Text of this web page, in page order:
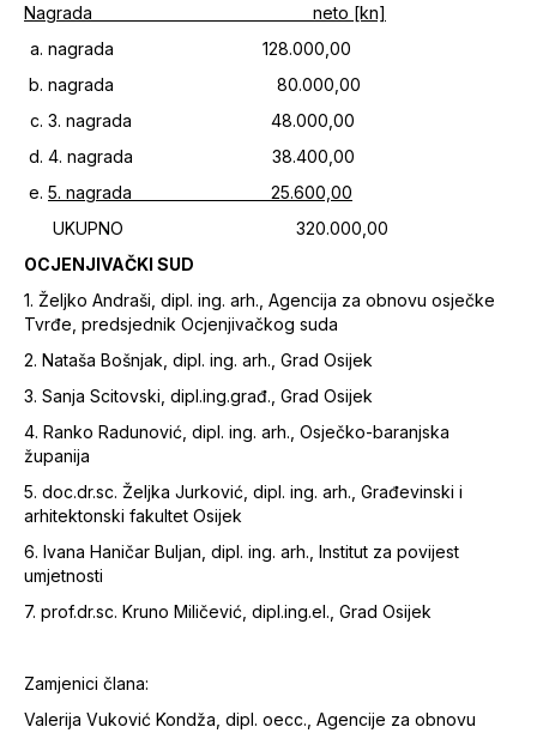
Nagrada neto [kn]
nagrada 128.000,00
nagrada 80.000,00
3. nagrada 48.000,00
4. nagrada 38.400,00
5. nagrada 25.600,00
UKUPNO 320.000,00
OCJENJIVAČKI SUD
1. Željko Andraši, dipl. ing. arh., Agencija za obnovu osječke
Tvrđe, predsjednik Ocjenjivačkog suda
2. Nataša Bošnjak, dipl. ing. arh., Grad Osijek
3. Sanja Scitovski, dipl.ing.građ., Grad Osijek
4. Ranko Radunović, dipl. ing. arh., Osječko-baranjska
županija
5. doc.dr.sc. Željka Jurković, dipl. ing. arh., Građevinski i
arhitektonski fakultet Osijek
6. Ivana Haničar Buljan, dipl. ing. arh., Institut za povijest
umjetnosti
7. prof.dr.sc. Kruno Miličević, dipl.ing.el., Grad Osijek
Zamjenici člana:
Valerija Vuković Kondža, dipl. oecc., Agencije za obnovu